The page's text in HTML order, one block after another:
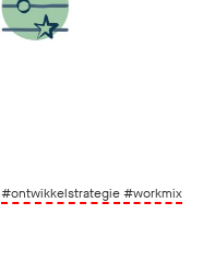
#ontwikkelstrategie#workmix